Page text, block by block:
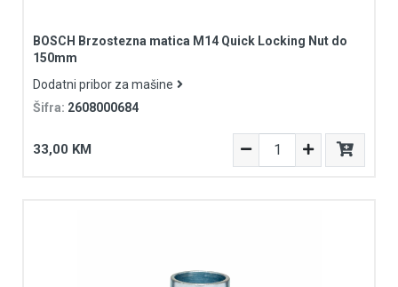
BOSCH Brzostezna matica M14 Quick Locking Nut do
150mm
Dodatni pribor za mašine
Šifra: 2608000684
33,00 KM